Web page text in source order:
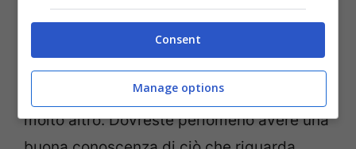
non potete non avere delle solide basi
relative ai social media. In più in molti
settori hanno fatto la loro comparsa
computer, tablet, interfacce digitali e
molto altro. Dovreste perlomeno avere una
Consent
Manage options